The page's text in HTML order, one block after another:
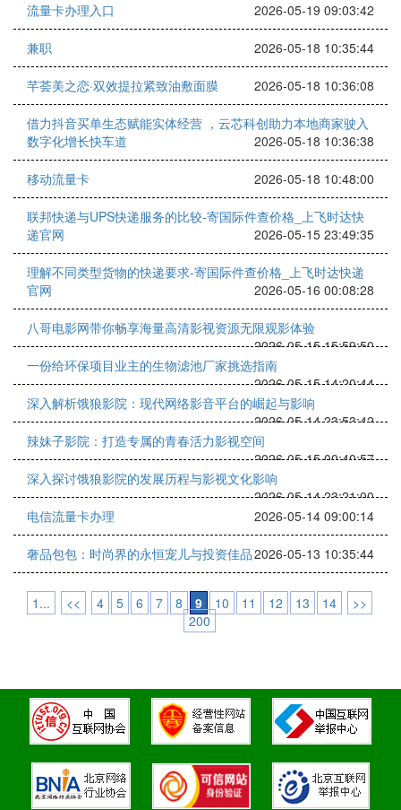
流量卡办理入口
2026-05-19 09:03:42
兼职 2026-05-18 10:35:44
芊荟美之恋·双效提拉紧致油敷面膜 2026-05-18 10:36:08
借力抖音买单生态赋能实体经营 ，云芯科创助力本地商家驶入
数字化增长快车道
2026-05-18 10:36:38
移动流量卡 2026-05-18 10:48:00
联邦快递与UPS快递服务的比较-寄国际件查价格_上飞时达快
递官网
2026-05-15 23:49:35
理解不同类型货物的快递要求-寄国际件查价格_上飞时达快递
官网
2026-05-16 00:08:28
八哥电影网带你畅享海量高清影视资源无限观影体验
2026-05-15 15:59:50
一份给环保项目业主的生物滤池厂家挑选指南
2026-05-15 14:20:44
深入解析饿狼影院：现代网络影音平台的崛起与影响
2026-05-14 23:53:42
辣妹子影院：打造专属的青春活力影视空间
2026-05-15 00:40:57
深入探讨饿狼影院的发展历程与影视文化影响
2026-05-14 23:21:00
电信流量卡办理
2026-05-14 09:00:14
奢品包包：时尚界的永恒宠儿与投资佳品2026-05-13 10:35:44
1... << 4 5 6 7 8 9 10 11 12 13 14
>>
200